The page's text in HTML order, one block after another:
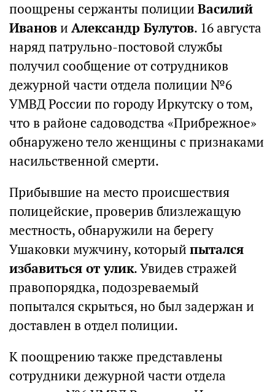
поощрены сержанты полиции Василий
Иванови Александр Булутов. 16 августа
наряд патрульно-постовой службы
получил сообщение от сотрудников
дежурной части отдела полиции №6
УМВД России по городу Иркутску о том,
что в районе садоводства «Прибрежное»
обнаружено тело женщины с признаками
насильственной смерти.
Прибывшие на место происшествия
полицейские, проверив близлежащую
местность, обнаружили на берегу
Ушаковки мужчину, который пытался
избавиться от улик. Увидев стражей
правопорядка, подозреваемый
попытался скрыться, но был задержан и
доставлен в отдел полиции.
К поощрению также представлены
сотрудники дежурной части отдела